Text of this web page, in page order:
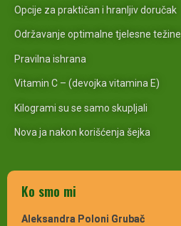
Opcije za praktičan i hranljiv doručak
Održavanje optimalne tjelesne težine
Pravilna ishrana
Vitamin C – (devojka vitamina E)
Kilogrami su se samo skupljali
Nova ja nakon korišćenja šejka
Ko smo mi
Aleksandra Poloni Grubač